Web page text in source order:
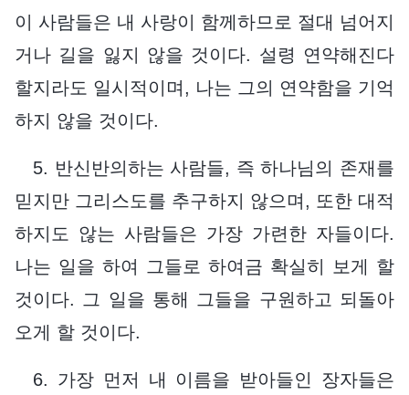
이 사람들은 내 사랑이 함께하므로 절대 넘어지
거나 길을 잃지 않을 것이다. 설령 연약해진다
할지라도 일시적이며, 나는 그의 연약함을 기억
하지 않을 것이다.
5. 반신반의하는 사람들, 즉 하나님의 존재를
믿지만 그리스도를 추구하지 않으며, 또한 대적
하지도 않는 사람들은 가장 가련한 자들이다.
나는 일을 하여 그들로 하여금 확실히 보게 할
것이다. 그 일을 통해 그들을 구원하고 되돌아
오게 할 것이다.
6. 가장 먼저 내 이름을 받아들인 장자들은